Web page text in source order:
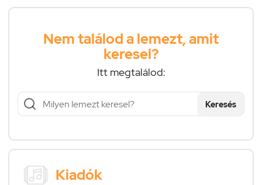
Nem találod a lemezt, amit
keresel?
Itt megtalálod:
Keresés
Kiadók